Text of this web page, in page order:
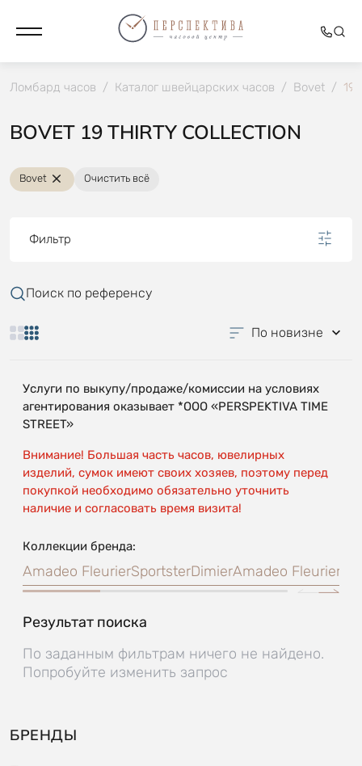
Ломбард часов / Каталог швейцарских часов / Bovet / 19
BOVET 19 THIRTY COLLECTION
Bovet Очистить всё
Фильтр
Поиск по референсу
По новизне
Услуги по выкупу/продаже/комиссии на условиях
агентирования оказывает *OOO «PERSPEKTIVA TIME
STREET»
Внимание! Большая часть часов, ювелирных
изделий, сумок имеют своих хозяев, поэтому перед
покупкой необходимо обязательно уточнить
наличие и согласовать время визита!
Коллекции бренда:
Amadeo FleurierSportsterDimierAmadeo Fleurier
Результат поиска
По заданным фильтрам ничего не найдено.
Попробуйте изменить запрос
БРЕНДЫ